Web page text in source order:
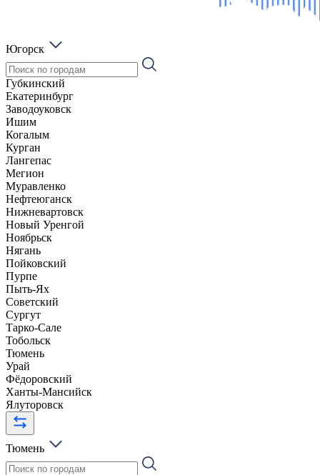
Югорск
Губкинский
Екатеринбург
Заводоуковск
Ишим
Когалым
Курган
Лангепас
Мегион
Муравленко
Нефтеюганск
Нижневартовск
Новый Уренгой
Ноябрьск
Нягань
Пойковский
Пурпе
Пыть-Ях
Советский
Сургут
Тарко-Сале
Тобольск
Тюмень
Урай
Фёдоровский
Ханты-Мансийск
Ялуторовск
Тюмень